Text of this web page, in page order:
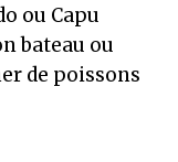
ou Capu
bateau ou
de poissons